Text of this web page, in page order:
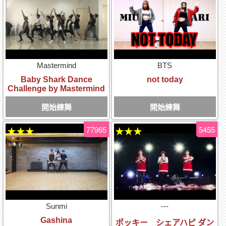
Mastermind
Baby Shark Dance
Challenge by Mastermind
開始練舞
BTS
not today
開始練舞
Sunmi
Gashina
77965
★★★
---
ポッキー シェアハピ ダン
5455
★★★